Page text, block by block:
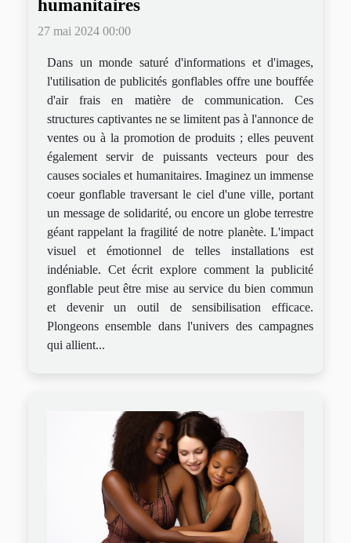
humanitaires
27 mai 2024 00:00
Dans un monde saturé d'informations et d'images,
l'utilisation de publicités gonflables offre une bouffée
d'air frais en matière de communication. Ces
structures captivantes ne se limitent pas à l'annonce de
ventes ou à la promotion de produits ; elles peuvent
également servir de puissants vecteurs pour des
causes sociales et humanitaires. Imaginez un immense
coeur gonflable traversant le ciel d'une ville, portant
un message de solidarité, ou encore un globe terrestre
géant rappelant la fragilité de notre planète. L'impact
visuel et émotionnel de telles installations est
indéniable. Cet écrit explore comment la publicité
gonflable peut être mise au service du bien commun
et devenir un outil de sensibilisation efficace.
Plongeons ensemble dans l'univers des campagnes
qui allient...